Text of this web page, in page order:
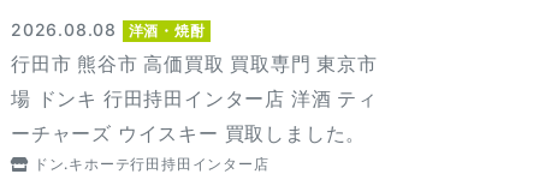
2026.08.08 洋酒・焼酎
行田市 熊谷市 高価買取 買取専門 東京市
場 ドンキ 行田持田インター店 洋酒 ティ
ーチャーズ ウイスキー 買取しました。
ドン.キホーテ行田持田インター店